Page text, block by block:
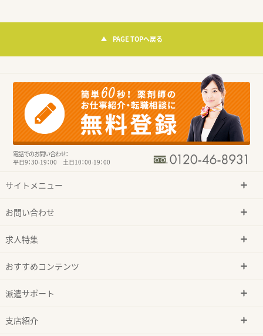
PAGE TOPへ戻る
電話でのお問い合わせ：
平日9：30-19：00 土日10：00-19：00
サイトメニュー
お問い合わせ
求人特集
おすすめコンテンツ
派遣サポート
支店紹介